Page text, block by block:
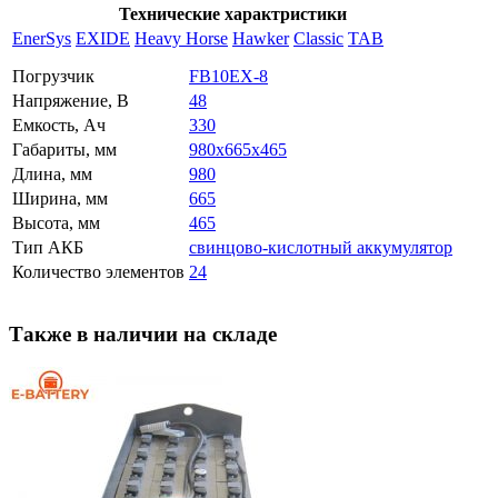
Технические характристики
EnerSys EXIDE Heavy Horse Hawker Classic TAB
Погрузчик
FB10EX-8
Напряжение, В
48
Емкость, Ач
330
Габариты, мм
980x665x465
Длина, мм
980
Ширина, мм
665
Высота, мм
465
Тип АКБ
свинцово-кислотный аккумулятор
Количество элементов 24
Также в наличии на складе